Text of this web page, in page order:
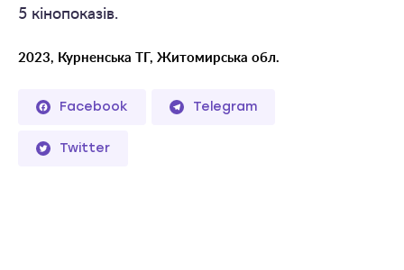
5 кінопоказів.
2023, Курненська ТГ, Житомирська обл.
Facebook Telegram
Twitter